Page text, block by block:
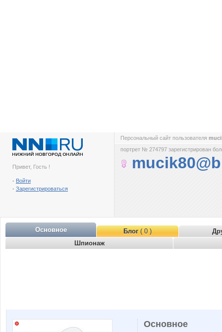
Привет, Гость !
- Войти
- Зарегистрироваться
Персональный сайт пользователя
портрет № 274797 зарегистрирован
Основное Блог( 0 )
Шпионаж
Основное